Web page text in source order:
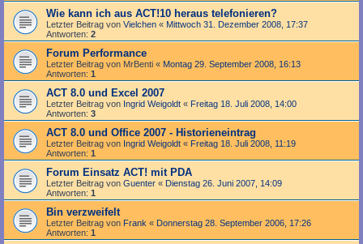
Wie kann ich aus ACT!10 heraus telefonieren?
Letzter Beitrag von Vielchen « Mittwoch 31. Dezember 2008, 17:37
Antworten: 2
Forum Performance
Letzter Beitrag von MrBenti « Montag 29. September 2008, 16:13
Antworten: 1
ACT 8.0 und Excel 2007
Letzter Beitrag von Ingrid Weigoldt « Freitag 18. Juli 2008, 14:00
Antworten: 3
ACT 8.0 und Office 2007 - Historieneintrag
Letzter Beitrag von Ingrid Weigoldt « Freitag 18. Juli 2008, 11:19
Antworten: 1
Forum Einsatz ACT! mit PDA
Letzter Beitrag von Guenter « Dienstag 26. Juni 2007, 14:09
Antworten: 1
Bin verzweifelt
Letzter Beitrag von Frank « Donnerstag 28. September 2006, 17:26
Antworten: 1